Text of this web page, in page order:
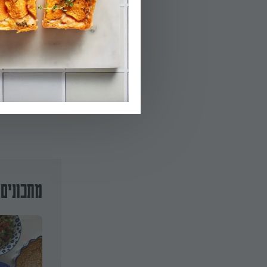
03.
להכניס לתנור כ-40 דקות בחום 180 מעלות, עד
הפעלת טיימר